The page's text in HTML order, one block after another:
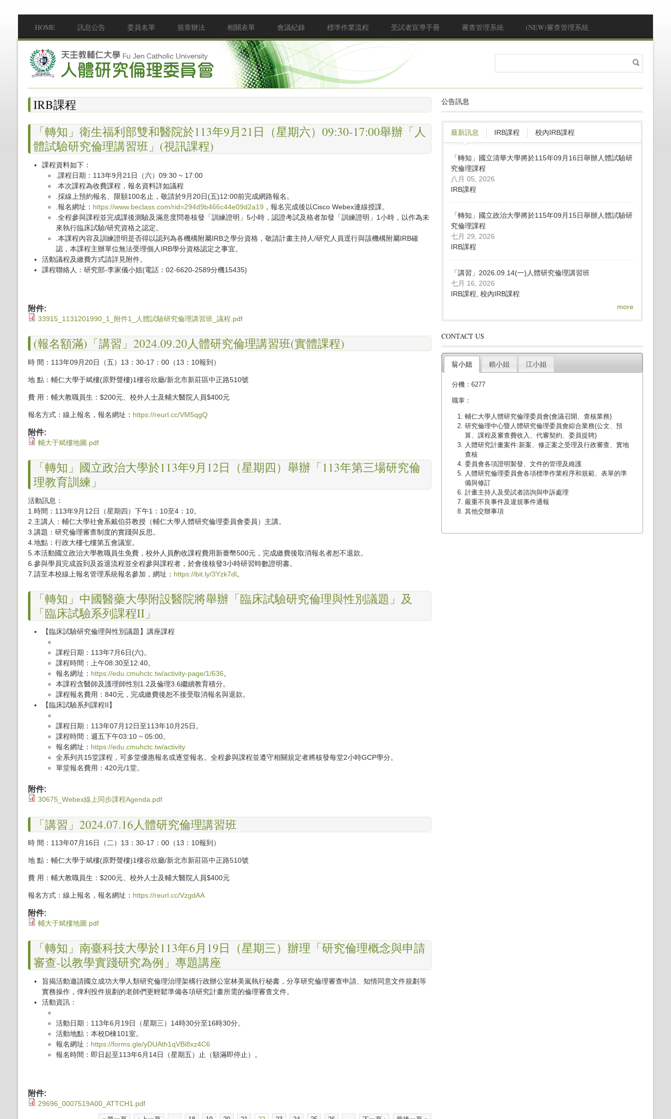
Main menu
HOME 訊息公告 委員名單 規章辦法 相關表單 會議紀錄 標準作業流程 受試者宣導手冊 審查管理系統 (NEW)審查管理系統
搜尋表單
搜
尋
IRB課程
「轉知」衛生福利部雙和醫院於113年9月21日（星期六）09:30-17:00舉辦「人
體試驗研究倫理講習班」(視訊課程)
課程資料如下：
.課程日期：113年9月21日（六）09:30 ~ 17:00
.本次課程為收費課程，報名資料詳如議程
.採線上預約報名、限額100名止，敬請於9月20日(五)12:00前完成網路報名。
.報名網址： https://www.beclass.com/rid=294d9b466c44e09d2a19 ，報名完成後以Cisco Webex連線授課。
.全程參與課程並完成課後測驗及滿意度問卷核發「訓練證明」5小時，認證考試及格者加發「訓練證明」1小時，以作為未
來執行臨床試驗/研究資格之認定。
.本課程內容及訓練證明是否得以認列為各機構附屬IRB之學分資格，敬請計畫主持人/研究人員逕行與該機構附屬IRB確
認，本課程主辦單位無法受理個人IRB學分資格認定之事宜。
活動議程及繳費方式請詳見附件。
課程聯絡人：研究部-李家儀小姐(電話：02-6620-2589分機15435)
附件:
33915_1131201990_1_附件1_人體試驗研究倫理講習班_議程.pdf
(報名額滿)「講習」2024.09.20人體研究倫理講習班(實體課程)
時 間：113年09月20日（五）13：30-17：00（13：10報到）
地 點：輔仁大學于斌樓(原野聲樓)1樓谷欣廳/新北市新莊區中正路510號
費 用：輔大教職員生：$200元、校外人士及輔大醫院人員$400元
報名方式：線上報名，報名網址： https://reurl.cc/VM5qgQ
附件:
輔大于斌樓地圖.pdf
「轉知」國立政治大學於113年9月12日（星期四）舉辦「113年第三場研究倫
理教育訓練」
活動訊息：
1.時間：113年9月12日（星期四）下午1：10至4：10。
2.主講人：輔仁大學社會系戴伯芬教授（輔仁大學人體研究倫理委員會委員）主講。
3.講題：研究倫理審查制度的實踐與反思。
4.地點：行政大樓七樓第五會議室。
5.本活動國立政治大學教職員生免費，校外人員酌收課程費用新臺幣500元，完成繳費後取消報名者恕不退款。
6.參與學員完成簽到及簽退流程並全程參與課程者，於會後核發3小時研習時數證明書。
7.請至本校線上報名管理系統報名參加，網址： https://bit.ly/3Yzk7dl。
「轉知」中國醫藥大學附設醫院將舉辦「臨床試驗研究倫理與性別議題」及
「臨床試驗系列課程II」
【臨床試驗研究倫理與性別議題】講座課程
課程日期：113年7月6日(六)。
課程時間：上午08:30至12:40。
報名網址： https://edu.cmuhctc.tw/activity-page/1/636。
本課程含醫師及護理師性別1.2及倫理3.6繼續教育積分。
課程報名費用：840元，完成繳費後恕不接受取消報名與退款。
【臨床試驗系列課程II】
課程日期：113年07月12日至113年10月25日。
課程時間：週五下午03:10 ~ 05:00。
報名網址： https://edu.cmuhctc.tw/activity
全系列共15堂課程，可多堂優惠報名或逐堂報名。全程參與課程並遵守相關規定者將核發每堂2小時GCP學分。
單堂報名費用：420元/1堂。
附件:
30675_Webex線上同步課程Agenda.pdf
「講習」2024.07.16人體研究倫理講習班
時 間：113年07月16日（二）13：30-17：00（13：10報到）
地 點：輔仁大學于斌樓(原野聲樓)1樓谷欣廳/新北市新莊區中正路510號
費 用：輔大教職員生：$200元、校外人士及輔大醫院人員$400元
報名方式：線上報名，報名網址： https://reurl.cc/VzgdAA
附件:
輔大于斌樓地圖.pdf
「轉知」南臺科技大學於113年6月19日（星期三）辦理「研究倫理概念與申請
審查-以教學實踐研究為例」專題講座
旨揭活動邀請國立成功大學人類研究倫理治理架構行政辦公室林美嵐執行秘書，分享研究倫理審查申請、知情同意文件規劃等
實務操作，俾利投件規劃的老師們更輕鬆準備各項研究計畫所需的倫理審查文件。
活動資訊：
活動日期：113年6月19日（星期三）14時30分至16時30分。
活動地點：本校D棟101室。
報名網址： https://forms.gle/yDUAth1qVBi8xz4C6
報名時間：即日起至113年6月14日（星期五）止（額滿即停止）。
附件:
29696_0007519A00_ATTCH1.pdf
公告訊息
最新訊息 IRB課程 校內IRB課程
「轉知」國立清華大學將於115年09月16日舉辦人體試驗研
究倫理課程
八月 05, 2026
IRB課程
「轉知」國立政治大學將於115年09月15日舉辦人體試驗研
究倫理課程
七月 29, 2026
IRB課程
「講習」2026.09.14(一)人體研究倫理講習班
七月 16, 2026
IRB課程, 校內IRB課程
more
CONTACT US
翁小姐 賴小姐 江小姐
分機：6277
職掌：
輔仁大學人體研究倫理委員會(會議召開、查核業務)
研究倫理中心暨人體研究倫理委員會綜合業務(公文、預
算、課程及審查費收入、代審契約、委員提聘)
人體研究計畫案件:新案、修正案之受理及行政審查、實地
查核
委員會各項證明製發、文件的管理及維護
人體研究倫理委員會各項標準作業程序和規範、表單的準
備與修訂
計畫主持人及受試者諮詢與申訴處理
嚴重不良事件及違規事件通報
其他交辦事項